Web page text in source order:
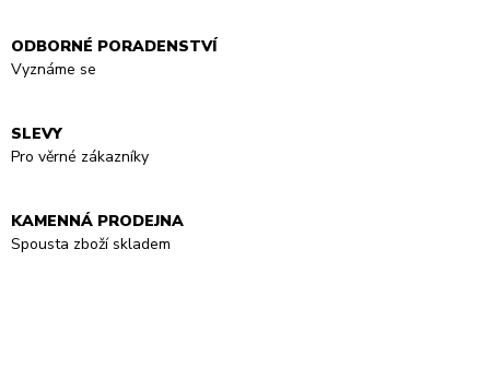
ODBORNÉ PORADENSTVÍ
Vyznáme se
SLEVY
Pro věrné zákazníky
KAMENNÁ PRODEJNA
Spousta zboží skladem